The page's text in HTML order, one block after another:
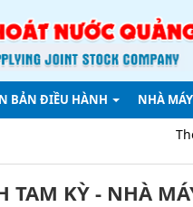
BẢN ĐIỀU HÀNH NHÀ
Thông báo về
TAM KỲ - NHÀ